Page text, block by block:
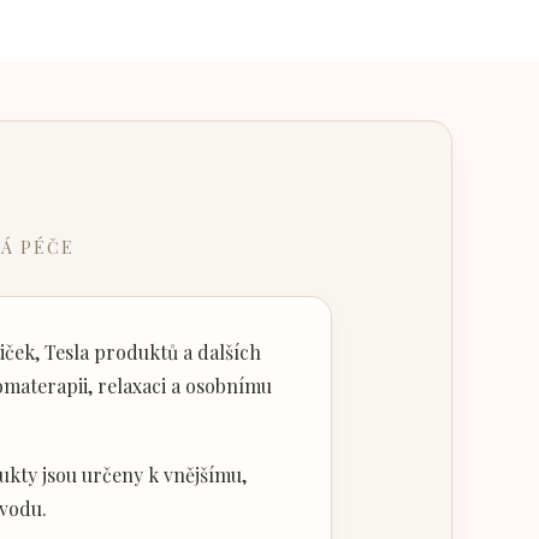
PÉČE
Tesla produktů a dalších
relaxaci a osobnímu
jsou určeny k vnějšímu,